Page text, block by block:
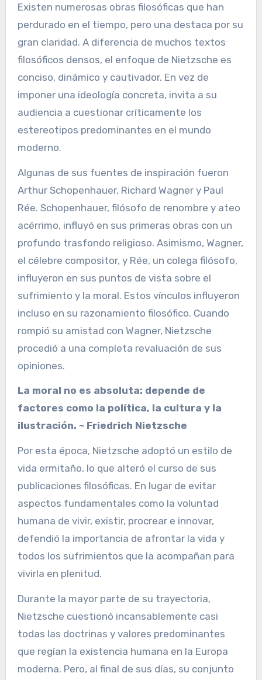
Existen numerosas obras filosóficas que han
perdurado en el tiempo, pero una destaca por su
gran claridad. A diferencia de muchos textos
filosóficos densos, el enfoque de Nietzsche es
conciso, dinámico y cautivador. En vez de
imponer una ideología concreta, invita a su
audiencia a cuestionar críticamente los
estereotipos predominantes en el mundo
moderno.
Algunas de sus fuentes de inspiración fueron
Arthur Schopenhauer, Richard Wagner y Paul
Rée. Schopenhauer, filósofo de renombre y ateo
acérrimo, influyó en sus primeras obras con un
profundo trasfondo religioso. Asimismo, Wagner,
el célebre compositor, y Rée, un colega filósofo,
influyeron en sus puntos de vista sobre el
sufrimiento y la moral. Estos vínculos influyeron
incluso en su razonamiento filosófico. Cuando
rompió su amistad con Wagner, Nietzsche
procedió a una completa revaluación de sus
opiniones.
La moral no es absoluta: depende de
factores como la política, la cultura y la
ilustración. ~ Friedrich Nietzsche
Por esta época, Nietzsche adoptó un estilo de
vida ermitaño, lo que alteró el curso de sus
publicaciones filosóficas. En lugar de evitar
aspectos fundamentales como la voluntad
humana de vivir, existir, procrear e innovar,
defendió la importancia de afrontar la vida y
todos los sufrimientos que la acompañan para
vivirla en plenitud.
Durante la mayor parte de su trayectoria,
Nietzsche cuestionó incansablemente casi
todas las doctrinas y valores predominantes
que regían la existencia humana en la Europa
moderna. Pero, al final de sus días, su conjunto